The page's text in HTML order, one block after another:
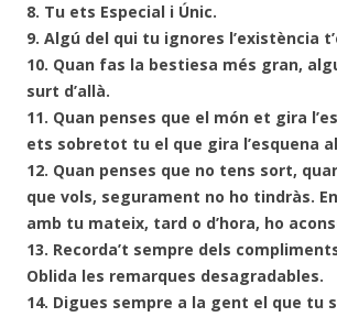
8. Tu ets Especial i Únic.
9. Algú del qui tu ignores l’existència
10. Quan fas la bestiesa més gran,
surt d’allà.
11. Quan penses que el món et gira
ets sobretot tu el que gira l’esquena
12. Quan penses que no tens sort,
que vols, segurament no ho tindràs.
amb tu mateix, tard o d’hora, ho
13. Recorda’t sempre dels
Oblida les remarques desagradables.
14. Digues sempre a la gent el que tu